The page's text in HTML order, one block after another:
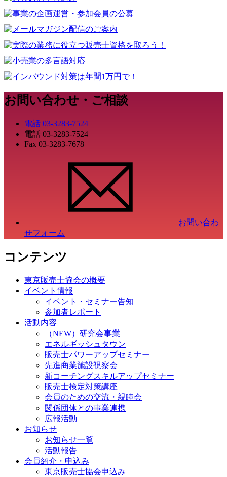
お問い合わせ・ご相談
電話 03-3283-7524
電話 03-3283-7524
Fax 03-3283-7678
お問い合わ
せフォーム
コンテンツ
東京販売士協会の概要
イベント情報
イベント・セミナー告知
参加者レポート
活動内容
（NEW）研究会事業
エネルギッシュタウン
販売士パワーアップセミナー
先進商業施設視察会
新コーチングスキルアップセミナー
販売士検定対策講座
会員のための交流・親睦会
関係団体との事業連携
広報活動
お知らせ
お知らせ一覧
活動報告
会員紹介・申込み
東京販売士協会申込み